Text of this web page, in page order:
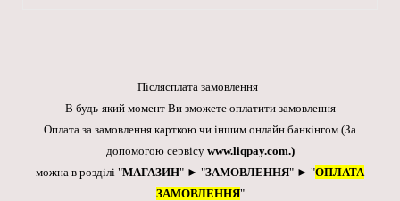
Післясплата замовлення
В будь-який момент Ви зможете оплатити замовлення
Оплата за замовлення карткою чи іншим онлайн банкінгом (За
допомогою сервісу www.liqpay.com.)
можна в розділі "МАГАЗИН" ► "ЗАМОВЛЕННЯ" ► "ОПЛАТА
ЗАМОВЛЕННЯ"